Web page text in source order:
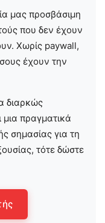
μας προσβάσιμη
που δεν έχουν
Χωρίς paywall,
έχουν την
διαρκώς
μια πραγματικά
σημασίας για τη
τότε δώστε